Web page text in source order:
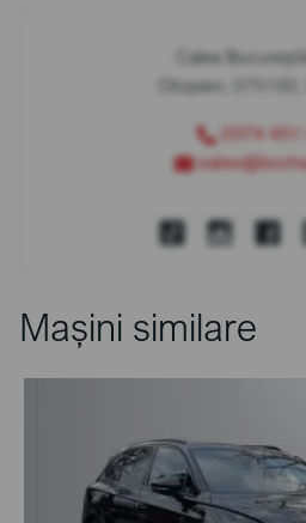
Calea
Otopeni,
0374 451
Mașini similare